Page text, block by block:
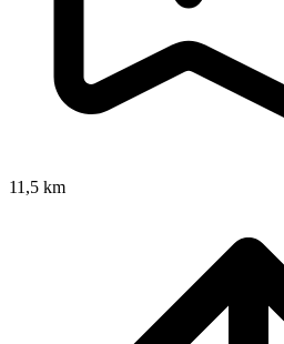
11,5 km